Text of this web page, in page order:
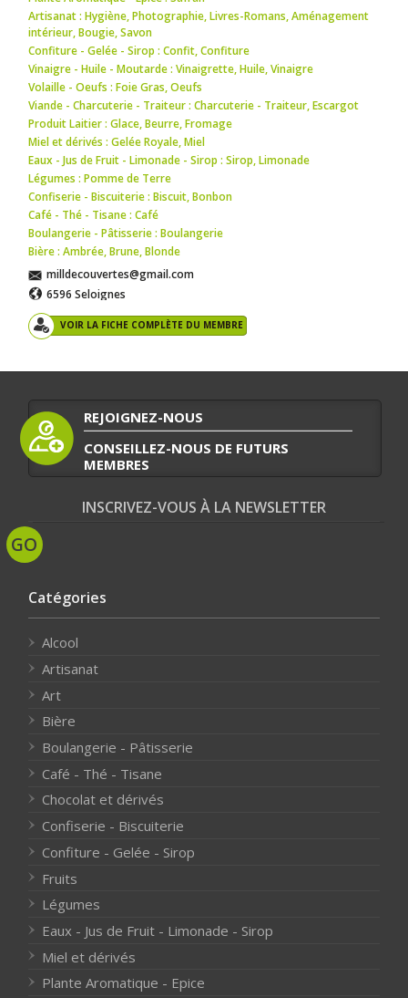
Artisanat : Hygiène,Photographie,Livres-Romans,Aménagement
intérieur,Bougie,Savon
Confiture - Gelée - Sirop : Confit,Confiture
Vinaigre - Huile - Moutarde : Vinaigrette,Huile,Vinaigre
Volaille - Oeufs : Foie Gras,Oeufs
Viande - Charcuterie - Traiteur : Charcuterie - Traiteur,Escargot
Produit Laitier : Glace,Beurre,Fromage
Miel et dérivés : Gelée Royale,Miel
Eaux - Jus de Fruit - Limonade - Sirop : Sirop,Limonade
Légumes : Pomme de Terre
Confiserie - Biscuiterie : Biscuit,Bonbon
Café - Thé - Tisane : Café
Boulangerie - Pâtisserie : Boulangerie
Bière : Ambrée,Brune,Blonde
milldecouvertes@gmail.com
6596 Seloignes
VOIR LA FICHE COMPLÈTE DU MEMBRE
REJOIGNEZ-NOUS
CONSEILLEZ-NOUS DE FUTURS
MEMBRES
INSCRIVEZ-VOUS À LA NEWSLETTER
Catégories
Alcool
Artisanat
Art
Bière
Boulangerie - Pâtisserie
Café - Thé - Tisane
Chocolat et dérivés
Confiserie - Biscuiterie
Confiture - Gelée - Sirop
Fruits
Légumes
Eaux - Jus de Fruit - Limonade - Sirop
Miel et dérivés
Plante Aromatique - Epice